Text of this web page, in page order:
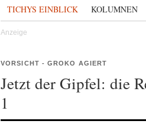
TICHYS EINBLICK KOLUMNEN
VORSICHT - GROKO AGIERT
Jetzt der Gipfel: die
1